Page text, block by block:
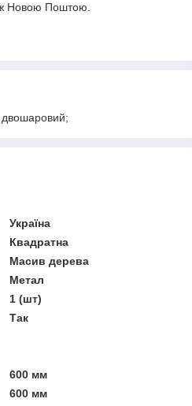
Новою Поштою.
двошаровий;
Україна
Квадратна
Масив дерева
Метал
1 (шт)
Так
600 мм
600 мм